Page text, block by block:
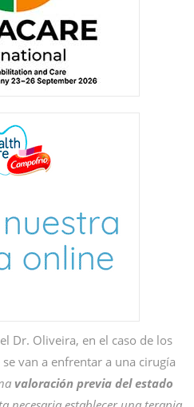
Dr. Oliveira, en el caso de los
se van a enfrentar a una cirugía
valoración previa del estado